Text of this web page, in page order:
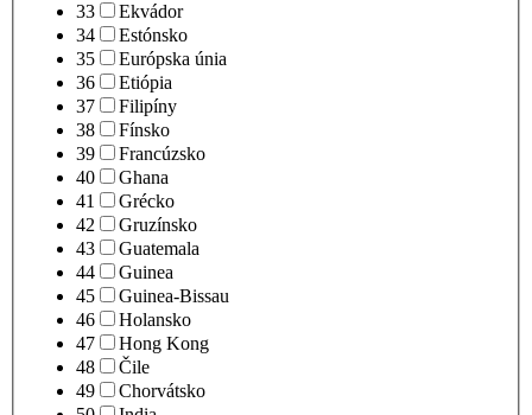
33
Ekvádor
34
Estónsko
35
Európska únia
36
Etiópia
37
Filipíny
38
Fínsko
39
Francúzsko
40
Ghana
41
Grécko
42
Gruzínsko
43
Guatemala
44
Guinea
45
Guinea-Bissau
46
Holansko
47
Hong Kong
48
Čile
49
Chorvátsko